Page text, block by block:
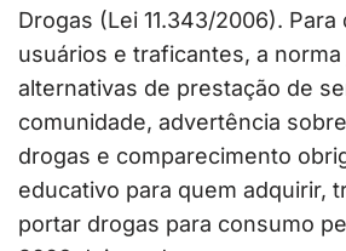
Drogas (Lei 11.343/2006).
usuários e traficantes, a
alternativas de prestação de
comunidade, advertência
drogas e comparecimento
educativo para quem adquirir,
portar drogas para consumo